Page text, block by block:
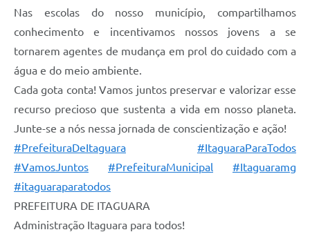
Nas escolas do nosso município, compartilhamos
conhecimento e incentivamos nossos jovens a se
tornarem agentes de mudança em prol do cuidado com a
água e do meio ambiente.
Cada gota conta! Vamos juntos preservar e valorizar esse
recurso precioso que sustenta a vida em nosso planeta.
Junte-se a nós nessa jornada de conscientização e ação!
#PrefeituraDeItaguara
#ItaguaraParaTodos
#VamosJuntos
#PrefeituraMunicipal
#Itaguaramg
#itaguaraparatodos
PREFEITURA DE ITAGUARA⠀
Administração Itaguara para todos!⠀